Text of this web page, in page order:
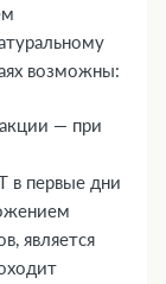
возможны:
— при
в первые дни
является